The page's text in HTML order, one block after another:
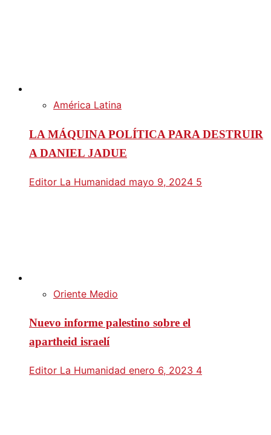
América Latina
LA MÁQUINA POLÍTICA PARA DESTRUIR
A DANIEL JADUE
Editor La Humanidad mayo 9, 2024 5
Oriente Medio
Nuevo informe palestino sobre el
apartheid israelí
Editor La Humanidad enero 6, 2023 4